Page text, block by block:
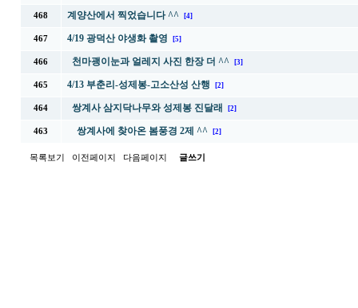
468 계양산에서 찍었습니다 ^^ [4]
467 4/19 광덕산 야생화 촬영 [5]
466 천마괭이눈과 얼레지 사진 한장 더 ^^ [3]
465 4/13 부춘리-성제봉-고소산성 산행 [2]
464 쌍계사 삼지닥나무와 성제봉 진달래 [2]
463 쌍계사에 찾아온 봄풍경 2제 ^^ [2]
목록보기 이전페이지 다음페이지 글쓰기